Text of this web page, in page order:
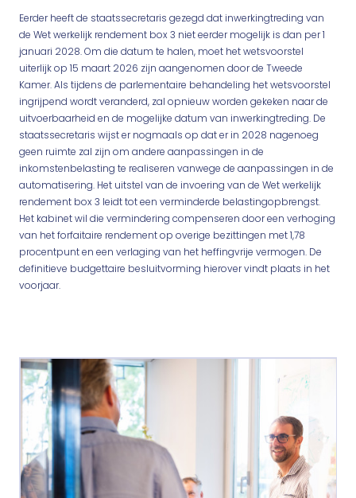
Eerder heeft de staatssecretaris gezegd dat inwerkingtreding van
de Wet werkelijk rendement box 3 niet eerder mogelijk is dan per 1
januari 2028. Om die datum te halen, moet het wetsvoorstel
uiterlijk op 15 maart 2026 zijn aangenomen door de Tweede
Kamer. Als tijdens de parlementaire behandeling het wetsvoorstel
ingrijpend wordt veranderd, zal opnieuw worden gekeken naar de
uitvoerbaarheid en de mogelijke datum van inwerkingtreding. De
staatssecretaris wijst er nogmaals op dat er in 2028 nagenoeg
geen ruimte zal zijn om andere aanpassingen in de
inkomstenbelasting te realiseren vanwege de aanpassingen in de
automatisering. Het uitstel van de invoering van de Wet werkelijk
rendement box 3 leidt tot een verminderde belastingopbrengst.
Het kabinet wil die vermindering compenseren door een verhoging
van het forfaitaire rendement op overige bezittingen met 1,78
procentpunt en een verlaging van het heffingvrije vermogen. De
definitieve budgettaire besluitvorming hierover vindt plaats in het
voorjaar.